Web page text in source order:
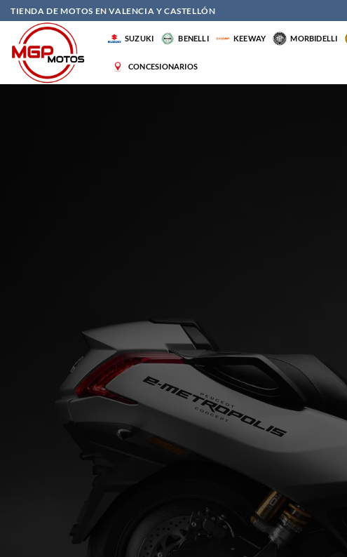
Saltar
al
contenido
TIENDA DE MOTOS EN VALENCIA Y CASTELLÓN
SUZUKI BENELLI KEEWAY MORBIDELLI
CONCESIONARIOS